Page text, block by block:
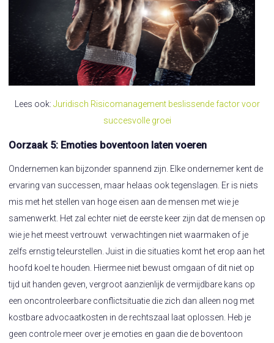
Lees ook: Juridisch Risicomanagement beslissende factor voor
succesvolle groei
Oorzaak 5: Emoties boventoon laten voeren
Ondernemen kan bijzonder spannend zijn. Elke ondernemer kent de
ervaring van successen, maar helaas ook tegenslagen. Er is niets
mis met het stellen van hoge eisen aan de mensen met wie je
samenwerkt. Het zal echter niet de eerste keer zijn dat de mensen op
wie je het meest vertrouwt verwachtingen niet waarmaken of je
zelfs ernstig teleurstellen. Juist in die situaties komt het erop aan het
hoofd koel te houden. Hiermee niet bewust omgaan of dit niet op
tijd uit handen geven, vergroot aanzienlijk de vermijdbare kans op
een oncontroleerbare conflictsituatie die zich dan alleen nog met
kostbare advocaatkosten in de rechtszaal laat oplossen. Heb je
geen controle meer over je emoties en gaan die de boventoon